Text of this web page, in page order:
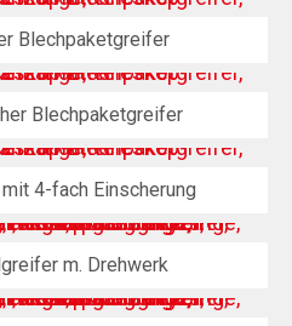
Blechpaketgreifer
Blechpaketgreifer
4-fach Einscherung
m. Drehwerk